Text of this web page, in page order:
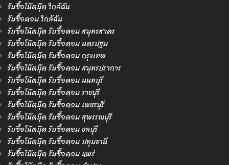
รับซื้อโน๊ตบุ๊ค ใกล้ฉัน
รับซื้อคอม ใกล้ฉัน
รับซื้อโน๊ตบุ๊ค รับซื้อคอม สมุทรสาคร
รับซื้อโน๊ตบุ๊ค รับซื้อคอม นครปฐม
รับซื้อโน๊ตบุ๊ค รับซื้อคอม กรุงเทพ
รับซื้อโน๊ตบุ๊ค รับซื้อคอม สมุทรปราการ
รับซื้อโน๊ตบุ๊ค รับซื้อคอม นนทบุรี
รับซื้อโน๊ตบุ๊ค รับซื้อคอม ราชบุรี
รับซื้อโน๊ตบุ๊ค รับซื้อคอม เพชรบุรี
รับซื้อโน๊ตบุ๊ค รับซื้อคอม สุพรรณบุรี
รับซื้อโน๊ตบุ๊ค รับซื้อคอม ชลบุรี
รับซื้อโน๊ตบุ๊ค รับซื้อคอม ปทุมธานี
รับซื้อโน๊ตบุ๊ค รับซื้อคอม แพร่